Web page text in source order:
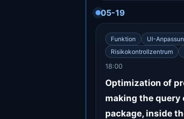
05-19
Funktion UI-
Risikokontrollzentrum
18:00
Optimization of
making the query
package, inside